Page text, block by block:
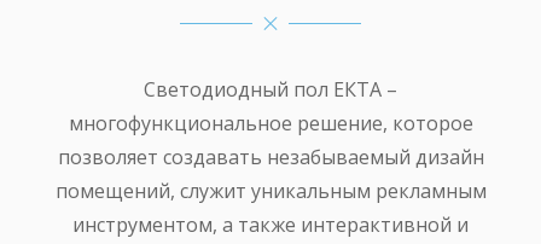
Светодиодный пол ЕКТА –
многофункциональное решение, которое
позволяет создавать незабываемый дизайн
помещений, служит уникальным рекламным
инструментом, а также интерактивной и